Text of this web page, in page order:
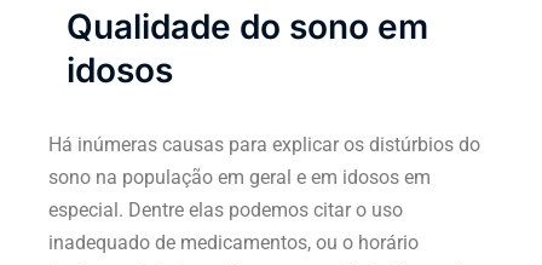
Qualidade do sono em
idosos
Há inúmeras causas para explicar os distúrbios do
sono na população em geral e em idosos em
especial. Dentre elas podemos citar o uso
inadequado de medicamentos, ou o horário